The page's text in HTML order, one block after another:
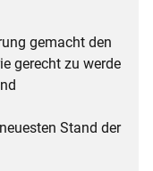
gemacht den
gerecht zu werde
Stand der